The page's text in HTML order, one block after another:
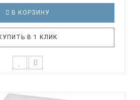
В КОРЗИНУ
В 1 КЛИК
Отлично подойдет для